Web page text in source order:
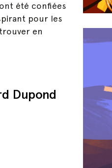
ont été confiées
pour les
en
Dupond